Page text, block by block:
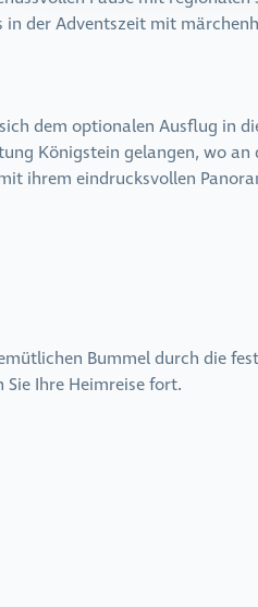
der Adventszeit mit
dem optionalen Ausflug in
Königstein gelangen, wo an
ihrem eindrucksvollen
Bummel durch die
Ihre Heimreise fort.